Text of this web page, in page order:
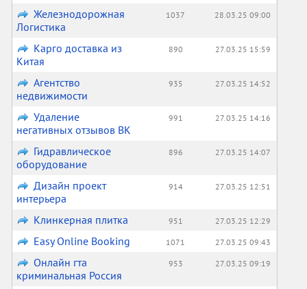
Железнодорожная
Логистика
1037 28.03.25 09:00
Карго доставка из
Китая
890 27.03.25 15:59
Агентство
недвижимости
935 27.03.25 14:52
Удаление
негативных отзывов ВК
991 27.03.25 14:16
Гидравлическое
оборудование
896 27.03.25 14:07
Дизайн проект
интерьера
914 27.03.25 12:51
Клинкерная плитка 951 27.03.25 12:29
Easy Online Booking 1071 27.03.25 09:43
Онлайн гта
криминальная Россия
953 27.03.25 09:19